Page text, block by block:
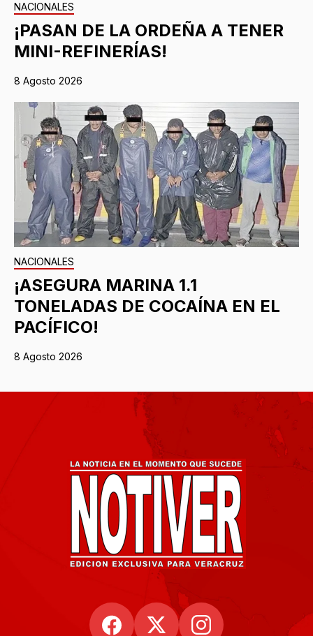
NACIONALES
¡PASAN DE LA ORDEÑA A TENER
MINI-REFINERÍAS!
8 Agosto 2026
NACIONALES
¡ASEGURA MARINA 1.1
TONELADAS DE COCAÍNA EN EL
PACÍFICO!
8 Agosto 2026